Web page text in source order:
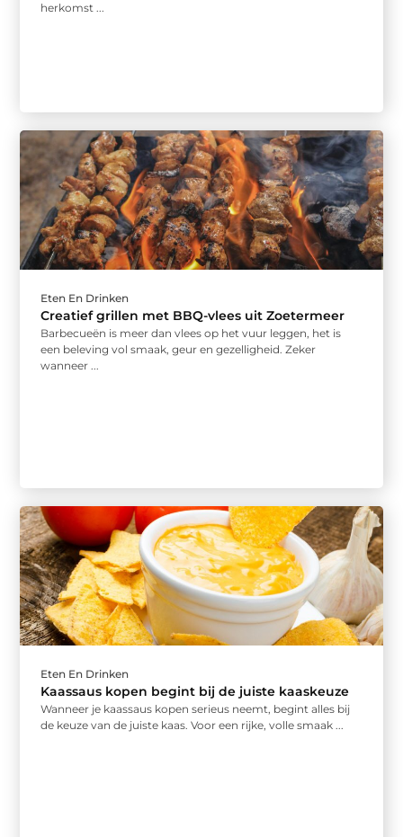
herkomst ...
Eten En Drinken
Creatief grillen met BBQ-vlees uit Zoetermeer
Barbecueën is meer dan vlees op het vuur leggen, het is
een beleving vol smaak, geur en gezelligheid. Zeker
wanneer ...
Eten En Drinken
Kaassaus kopen begint bij de juiste kaaskeuze
Wanneer je kaassaus kopen serieus neemt, begint alles bij
de keuze van de juiste kaas. Voor een rijke, volle smaak ...